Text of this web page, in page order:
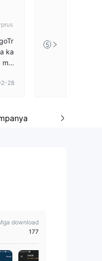
ka
mg
la28
5
Mga
download
177